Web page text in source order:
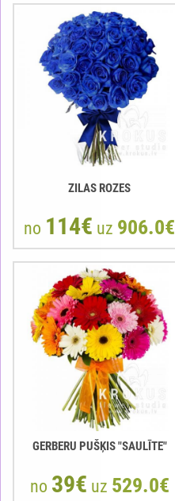
ZILAS ROZES
no 114€ uz 906.0€
GERBERU PUŠĶIS "SAULĪTE"
no 39€ uz 529.0€